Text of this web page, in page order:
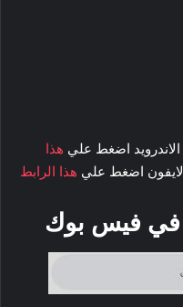
اضغط علي هذا
اضغط علي هذا الرابط